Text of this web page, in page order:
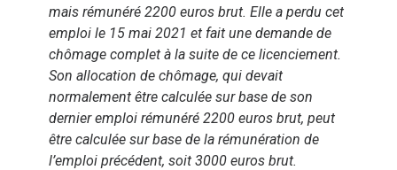
mais rémunéré 2200 euros brut. Elle a perdu cet
emploi le 15 mai 2021 et fait une demande de
chômage complet à la suite de ce licenciement.
Son allocation de chômage, qui devait
normalement être calculée sur base de son
dernier emploi rémunéré 2200 euros brut, peut
être calculée sur base de la rémunération de
l’emploi précédent, soit 3000 euros brut.